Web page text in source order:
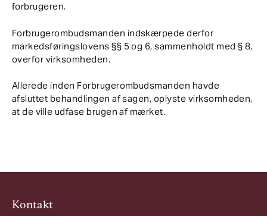
forbrugeren.
Forbrugerombudsmanden indskærpede derfor
markedsføringslovens §§ 5 og 6, sammenholdt med § 8,
overfor virksomheden.
Allerede inden Forbrugerombudsmanden havde
afsluttet behandlingen af sagen, oplyste virksomheden,
at de ville udfase brugen af mærket.
Kontakt